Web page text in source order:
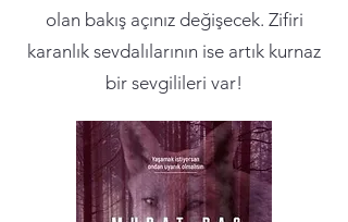
olan bakış açınız değişecek. Zifiri
karanlık sevdalılarının ise artık kurnaz
bir sevgilileri var!